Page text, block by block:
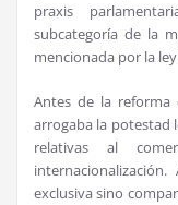
praxis
subcategoría de la
mencionada por la
Antes de la reforma
arrogaba la potestad
relativas al
exclusiva sino